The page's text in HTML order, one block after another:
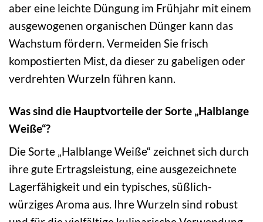
aber eine leichte Düngung im Frühjahr mit einem
ausgewogenen organischen Dünger kann das
Wachstum fördern. Vermeiden Sie frisch
kompostierten Mist, da dieser zu gabeligen oder
verdrehten Wurzeln führen kann.
Was sind die Hauptvorteile der Sorte „Halblange
Weiße“?
Die Sorte „Halblange Weiße“ zeichnet sich durch
ihre gute Ertragsleistung, eine ausgezeichnete
Lagerfähigkeit und ein typisches, süßlich-
würziges Aroma aus. Ihre Wurzeln sind robust